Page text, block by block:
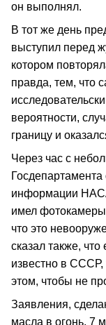
он выполнял.
В тот же день
выступил перед
котором
правда, тем, что
вероятности,
границу и
Через час с
Госдепартамента
информации
имел
что это
сказал также,
известно в СССР,
этом, чтобы не
Заявления,
масла в огонь. 7